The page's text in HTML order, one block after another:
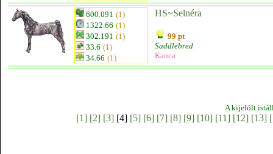
600.091 (1)
1322.66 (1)
302.191 (1)
33.6 (1)
34.66 (1)
HS~Selnéra
99 pt
Saddlebred
Kanca
A kijelölt
[1] [2] [3][4] [5] [6] [7] [8] [9] [10] [11] [12] [13]